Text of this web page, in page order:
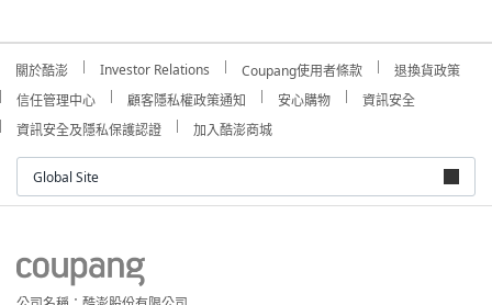
關於酷澎 Investor Relations Coupang使用者條款
退換貨政策
信任管理中心
顧客隱私權政策通知 安心購物
資訊安全
資訊安全及隱私保護認證
加入酷澎商城
Global Site